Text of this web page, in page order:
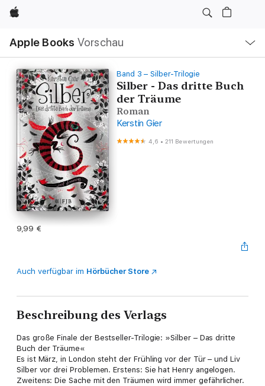
Apple
Apple Books Vorschau
Navigation
Menü
öffnen
Band 3 – Silber-Trilogie
Silber - Das dritte Buch
der Träume
Roman
Kerstin Gier
4,6 •211 Bewertungen
9,99 €
Auch verfügbar im Hörbücher Store
Beschreibung des Verlags
Das große Finale der Bestseller-Trilogie: »Silber – Das dritte
Buch der Träume«
Es ist März, in London steht der Frühling vor der Tür – und Liv
Silber vor drei Problemen. Erstens: Sie hat Henry angelogen.
Zweitens: Die Sache mit den Träumen wird immer gefährlicher.